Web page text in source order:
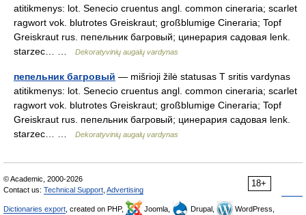
atitikmenys: lot. Senecio cruentus angl. common cineraria; scarlet
ragwort vok. blutrotes Greiskraut; großblumige Cineraria; Topf
Greiskraut rus. пепельник багровый; цинерария садовая lenk.
starzec… …
Dekoratyvinių augalų vardynas
пепельник багровый — mišrioji žilė statusas T sritis vardynas
atitikmenys: lot. Senecio cruentus angl. common cineraria; scarlet
ragwort vok. blutrotes Greiskraut; großblumige Cineraria; Topf
Greiskraut rus. пепельник багровый; цинерария садовая lenk.
starzec… …
Dekoratyvinių augalų vardynas
18+
© Academic, 2000-2026
Contact us: Technical Support Advertising
Dictionaries export , created on PHP, Joomla, Drupal, WordPress,